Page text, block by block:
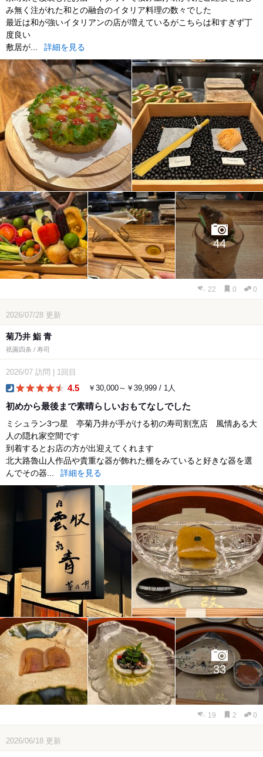
み無く注がれた和との融合のイタリア料理の数々でした
最近は和が強いイタリアンの店が増えているがこちらは和すぎず丁
度良い
敷居が...
詳細を見る
44
22 0 0
2026/07/28 更新
菊乃井 鮨 青
祇園四条 / 寿司
2026/07 訪問 1回目
4.5 ￥30,000～￥39,999 / 1人
初めから最後まで素晴らしいおもてなしでした
ミシュラン3つ星 亭菊乃井が手がける初の寿司割烹店 風情ある大
人の隠れ家空間です
到着するとお店の方が出迎えてくれます
北大路魯山人作品や貴重な器が飾れた棚をみていると好きな器を選
んでその器...
詳細を見る
33
19 2 0
2026/06/18 更新